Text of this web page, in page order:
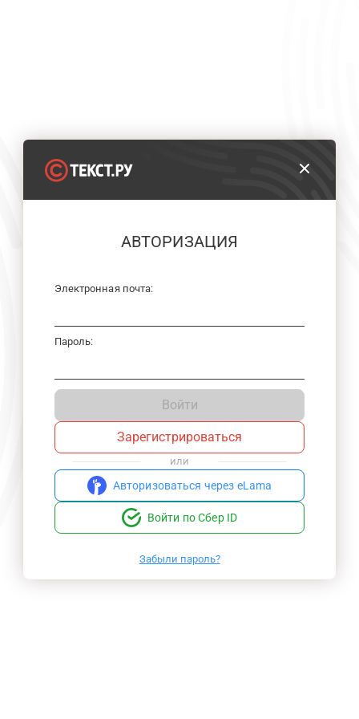
АВТОРИЗАЦИЯ
Электронная почта:
Пароль:
Войти
Зарегистрироваться
или
Авторизоваться через eLama
Войти по Сбер ID
Забыли пароль?